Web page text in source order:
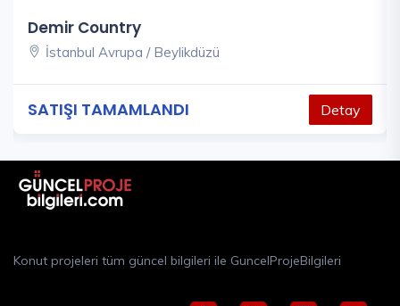
Demir Country
İstanbul Avrupa / Beylikdüzü
SATIŞI TAMAMLANDI Detay
Konut projeleri tüm güncel bilgileri ile GuncelProjeBilgileri